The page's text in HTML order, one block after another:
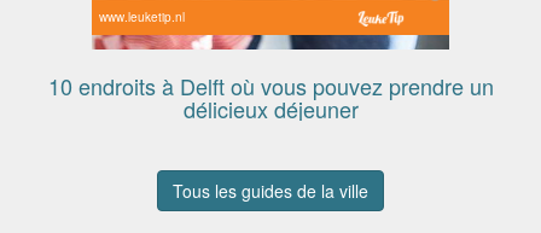
www.leuketip.nl
10 endroits à Delft où vous pouvez prendre un
délicieux déjeuner
Tous les guides de la ville